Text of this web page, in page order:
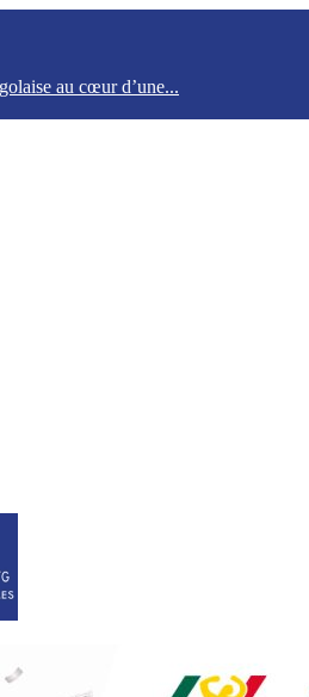
au cœur d’une...